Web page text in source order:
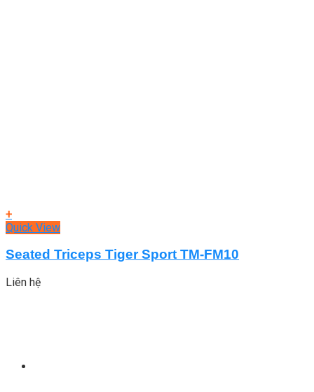
+
Quick View
Seated Triceps Tiger Sport TM-FM10
Liên hệ